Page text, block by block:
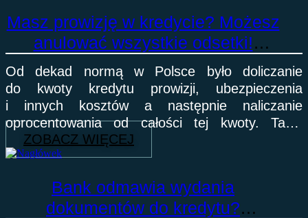
Masz prowizję w kredycie? Możesz
anulować wszystkie odsetki!
Trybunał Sprawiedliwości UE mówi
dość bankowemu bezprawiu.
Od dekad normą w Polsce było doliczanie
do kwoty kredytu prowizji, ubezpieczenia
i innych kosztów a następnie naliczanie
oprocentowania od całości tej kwoty. Takie
postępowanie banków zwiększało ich zyski
a Kredytobiorców obciążało wyższą
ZOBACZ WIĘCEJ
Bank odmawia wydania
dokumentów do kredytu?